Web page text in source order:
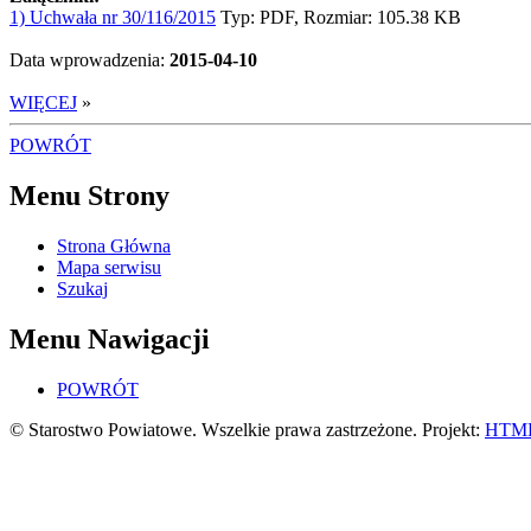
1) Uchwała nr 30/116/2015 Typ: PDF, Rozmiar: 105.38 KB
Data wprowadzenia: 2015-04-10
WIĘCEJ »
POWRÓT
Menu Strony
Strona Główna
Mapa serwisu
Szukaj
Menu Nawigacji
POWRÓT
© Starostwo Powiatowe. Wszelkie prawa zastrzeżone. Projekt: